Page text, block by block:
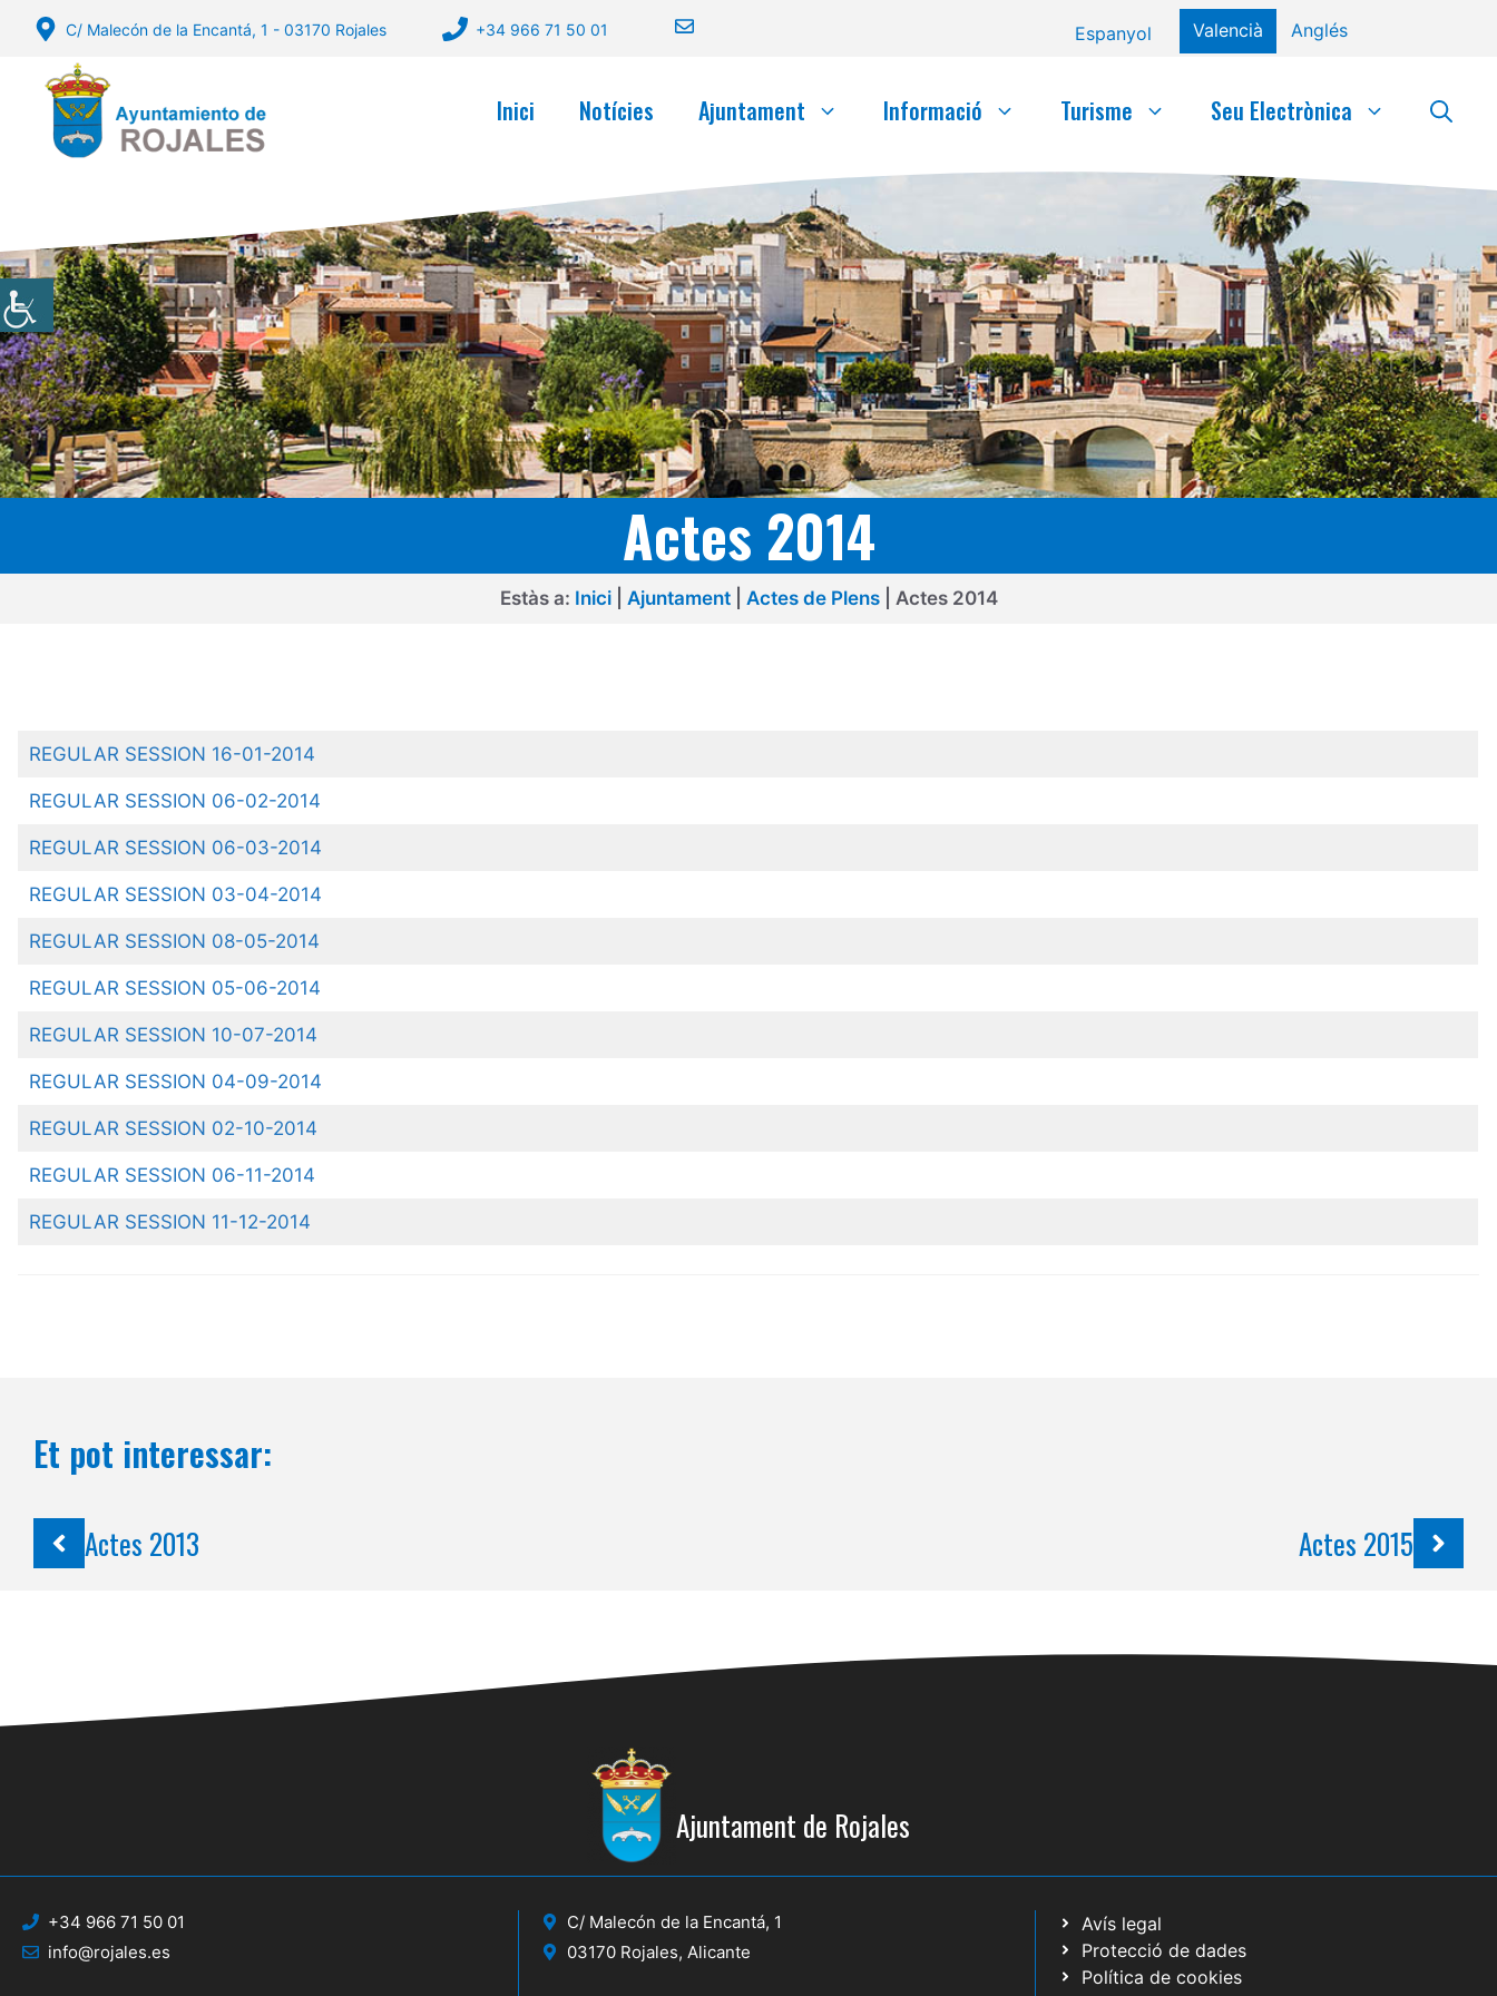
contingut
C/ Malecón de la Encantá, 1 - 03170 Rojales +34 966 71 50 01 Espanyol Valencià Anglés
Inici Notícies Ajuntament Informació Turisme Seu Electrònica
Actes 2014
Estàs a: Inici| Ajuntament| Actes de Plens| Actes 2014
REGULAR SESSION 16-01-2014
REGULAR SESSION 06-02-2014
REGULAR SESSION 06-03-2014
REGULAR SESSION 03-04-2014
REGULAR SESSION 08-05-2014
REGULAR SESSION 05-06-2014
REGULAR SESSION 10-07-2014
REGULAR SESSION 04-09-2014
REGULAR SESSION 02-10-2014
REGULAR SESSION 06-11-2014
REGULAR SESSION 11-12-2014
Et pot interessar:
Actes 2013 Actes 2015
Ajuntament de Rojales
+34 966 71 50 01
info@rojales.es
C/ Malecón de la Encantá, 1
03170 Rojales, Alicante
Avís legal
Protecció de dades
Política de cookies